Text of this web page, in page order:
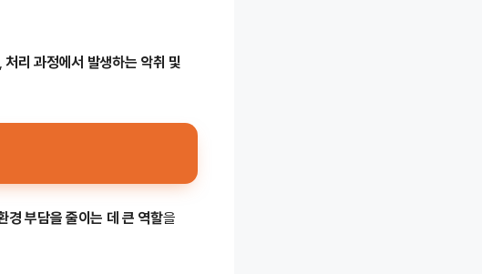
처리 과정에서 발생하는 악취 및
경 부담을 줄이는 데 큰 역할을